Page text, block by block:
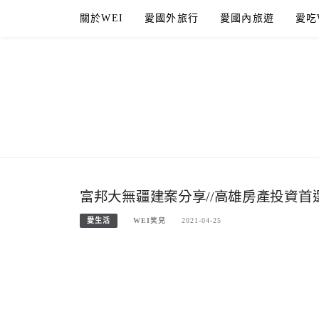
關於WEI 愛國外旅行 愛國內旅遊 愛
富邦大無疆建案分享//高雄房產投資首
愛生活 WEI笑兒 2021-04-25